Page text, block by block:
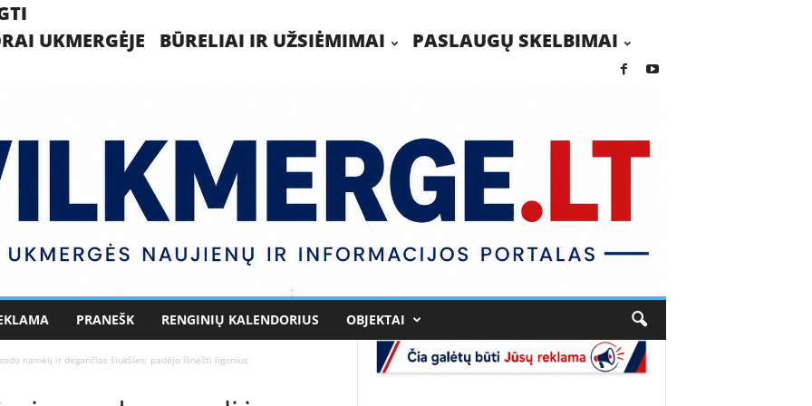
UKMERGĖJE BŪRELIAI IR UŽSIĖMIMAI PASLAUGŲ SKELBIMAI
PRANEŠK RENGINIŲ KALENDORIUS OBJEKTAI
sodo namelį ir degančias šiukšles; padėjo išnešti ligonius